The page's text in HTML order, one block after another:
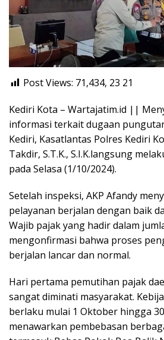
Post Views: 71,434, 23 21
Kediri Kota – Wartajatim.id ||
informasi terkait dugaan
Kediri, Kasatlantas Polres Kediri
Takdir, S.T.K., S.I.K.langsung
pada Selasa (1/10/2024).
Setelah inspeksi, AKP Afandy
pelayanan berjalan dengan baik
Wajib pajak yang hadir dalam
mengonfirmasi bahwa proses
berjalan lancar dan normal.
Hari pertama pemutihan pajak
sangat diminati masyarakat.
berlaku mulai 1 Oktober hingga
menawarkan pembebasan